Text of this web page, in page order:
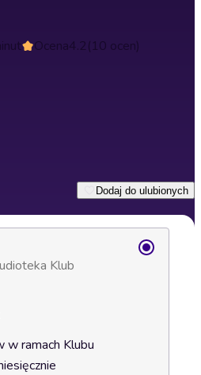
Ocena4.2(10 ocen)
Dodaj do ulubionych
Klub
ramach Klubu